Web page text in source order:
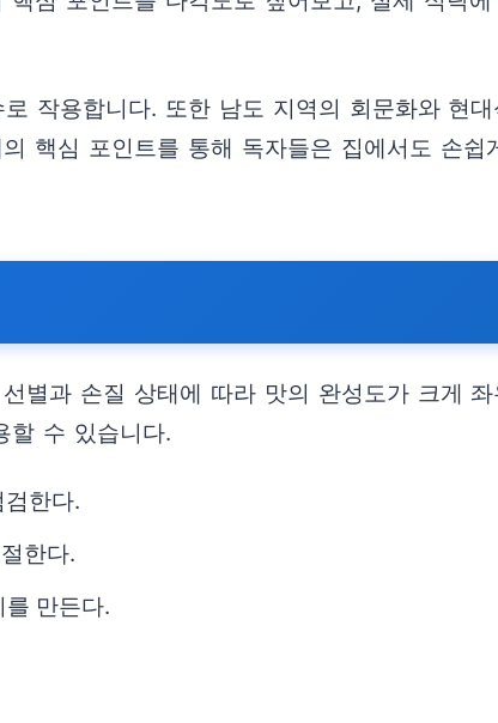
작용합니다. 또한 남도 지역의 회문화와 현
핵심 포인트를 통해 독자들은 집에서도 손쉽
별과 손질 상태에 따라 맛의 완성도가 크게
할 수 있습니다.
한다.
한다.
만든다.